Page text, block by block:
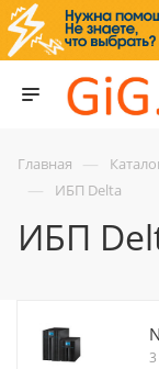
Главная —
— ИБП Delta
ИБП